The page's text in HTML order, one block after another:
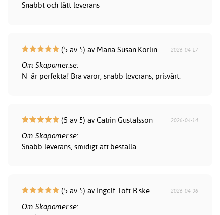
Snabbt och lätt leverans
(5 av 5) av Maria Susan Körlin 2026-04-17
Om Skapamer.se:
Ni är perfekta! Bra varor, snabb leverans, prisvärt.
(5 av 5) av Catrin Gustafsson 2026-04-14
Om Skapamer.se:
Snabb leverans, smidigt att beställa.
(5 av 5) av Ingolf Toft Riske 2026-04-06
Om Skapamer.se: